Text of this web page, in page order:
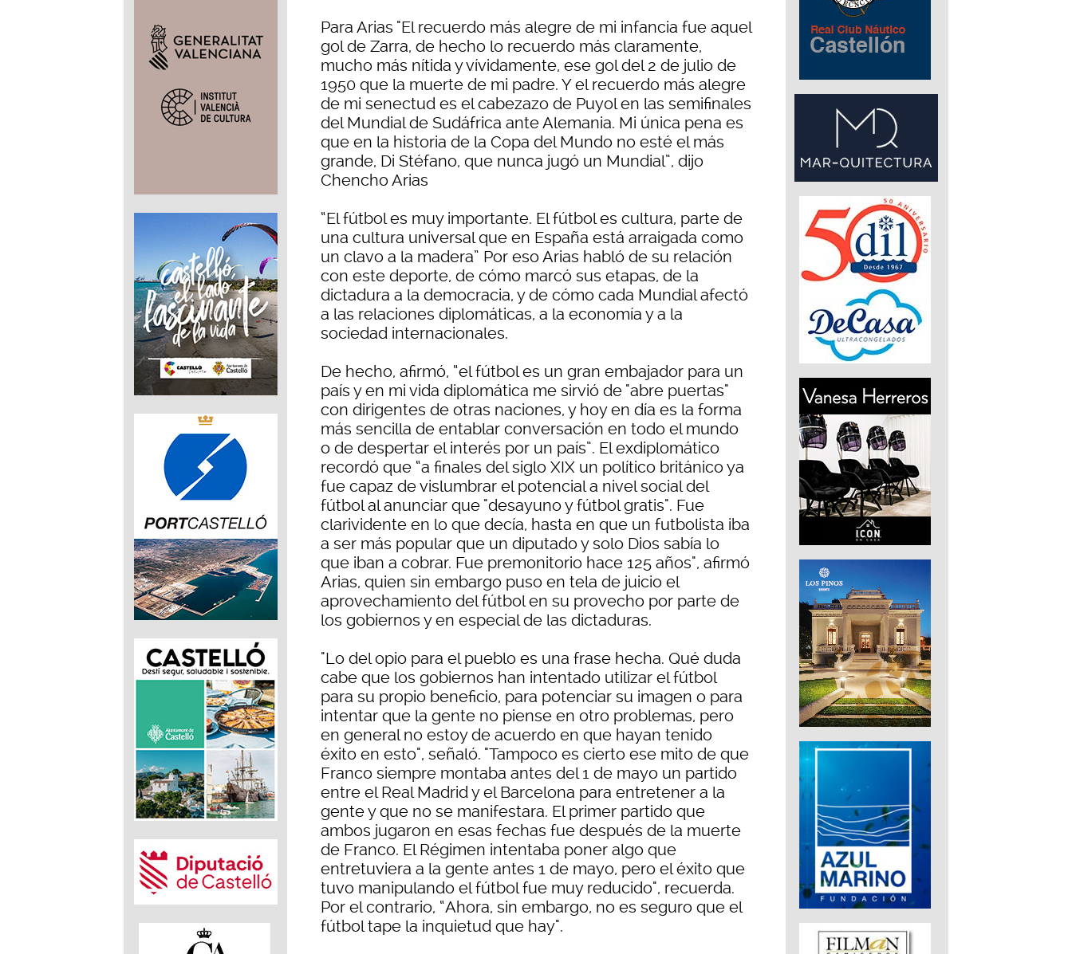
Para Arias "El recuerdo más alegre de mi infancia fue aquel
gol de Zarra, de hecho lo recuerdo más claramente,
mucho más nítida y vívidamente, ese gol del 2 de julio de
1950 que la muerte de mi padre. Y el recuerdo más alegre
de mi senectud es el cabezazo de Puyol en las semifinales
del Mundial de Sudáfrica ante Alemania. Mi única pena es
que en la historia de la Copa del Mundo no esté el más
grande, Di Stéfano, que nunca jugó un Mundial”, dijo
Chencho Arias
“El fútbol es muy importante. El fútbol es cultura, parte de
una cultura universal que en España está arraigada como
un clavo a la madera” Por eso Arias habló de su relación
con este deporte, de cómo marcó sus etapas, de la
dictadura a la democracia, y de cómo cada Mundial afectó
a las relaciones diplomáticas, a la economía y a la
sociedad internacionales.
De hecho, afirmó, “el fútbol es un gran embajador para un
país y en mi vida diplomática me sirvió de "abre puertas"
con dirigentes de otras naciones, y hoy en día es la forma
más sencilla de entablar conversación en todo el mundo
o de despertar el interés por un país”. El exdiplomático
recordó que “a finales del siglo XIX un político británico ya
fue capaz de vislumbrar el potencial a nivel social del
fútbol al anunciar que "desayuno y fútbol gratis". Fue
clarividente en lo que decía, hasta en que un futbolista iba
a ser más popular que un diputado y solo Dios sabía lo
que iban a cobrar. Fue premonitorio hace 125 años", afirmó
Arias, quien sin embargo puso en tela de juicio el
aprovechamiento del fútbol en su provecho por parte de
los gobiernos y en especial de las dictaduras.
"Lo del opio para el pueblo es una frase hecha. Qué duda
cabe que los gobiernos han intentado utilizar el fútbol
para su propio beneficio, para potenciar su imagen o para
intentar que la gente no piense en otro problemas, pero
en general no estoy de acuerdo en que hayan tenido
éxito en esto", señaló. "Tampoco es cierto ese mito de que
Franco siempre montaba antes del 1 de mayo un partido
entre el Real Madrid y el Barcelona para entretener a la
gente y que no se manifestara. El primer partido que
ambos jugaron en esas fechas fue después de la muerte
de Franco. El Régimen intentaba poner algo que
entretuviera a la gente antes 1 de mayo, pero el éxito que
tuvo manipulando el fútbol fue muy reducido", recuerda.
Por el contrario, “Ahora, sin embargo, no es seguro que el
fútbol tape la inquietud que hay".